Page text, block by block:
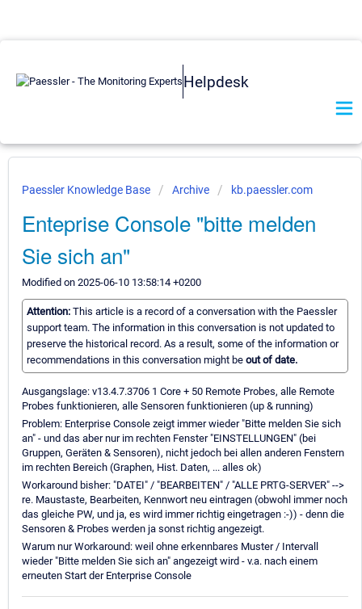
Helpdesk
Paessler Knowledge Base Archive kb.paessler.com
Enteprise Console "bitte melden
Sie sich an"
Modified on 2025-06-10 13:58:14 +0200
Attention: This article is a record of a conversation with the Paessler
support team. The information in this conversation is not updated to
preserve the historical record. As a result, some of the information or
recommendations in this conversation might be out of date.
Ausgangslage: v13.4.7.3706 1 Core + 50 Remote Probes, alle Remote
Probes funktionieren, alle Sensoren funktionieren (up & running)
Problem: Enterprise Console zeigt immer wieder "Bitte melden Sie sich
an" - und das aber nur im rechten Fenster "EINSTELLUNGEN" (bei
Gruppen, Geräten & Sensoren), nicht jedoch bei allen anderen Fenstern
im rechten Bereich (Graphen, Hist. Daten, ... alles ok)
Workaround bisher: "DATEI" / "BEARBEITEN" / "ALLE PRTG-SERVER" -->
re. Maustaste, Bearbeiten, Kennwort neu eintragen (obwohl immer noch
das gleiche PW, und ja, es wird immer richtig eingetragen :-)) - denn die
Sensoren & Probes werden ja sonst richtig angezeigt.
Warum nur Workaround: weil ohne erkennbares Muster / Intervall
wieder "Bitte melden Sie sich an" angezeigt wird - v.a. nach einem
erneuten Start der Enterprise Console